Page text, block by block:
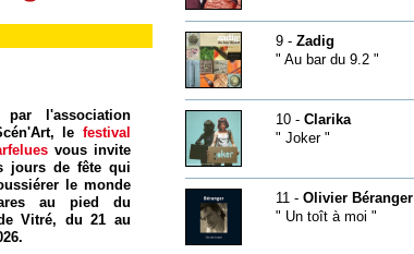
par l'association
le festival
vous invite
jours de fête qui
le monde
au pied du
Vitré, du 21 au
9 - Zadig
" Au bar du 9.2 "
10 - Clarika
" Joker "
11 - Olivier Béranger
" Un toît à moi "